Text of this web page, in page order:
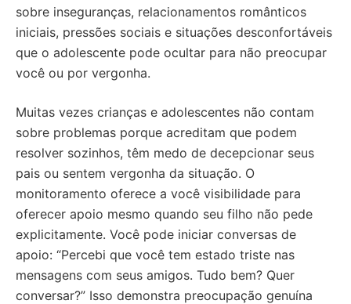
sobre inseguranças, relacionamentos românticos
iniciais, pressões sociais e situações desconfortáveis
que o adolescente pode ocultar para não preocupar
você ou por vergonha.
Muitas vezes crianças e adolescentes não contam
sobre problemas porque acreditam que podem
resolver sozinhos, têm medo de decepcionar seus
pais ou sentem vergonha da situação. O
monitoramento oferece a você visibilidade para
oferecer apoio mesmo quando seu filho não pede
explicitamente. Você pode iniciar conversas de
apoio: “Percebi que você tem estado triste nas
mensagens com seus amigos. Tudo bem? Quer
conversar?” Isso demonstra preocupação genuína